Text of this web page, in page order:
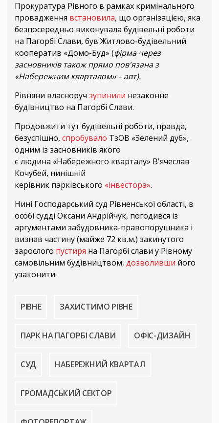
Прокуратура Рівного в рамках кримінального
провадження встановила, що організацією, яка
безпосередньо виконувала будівельні роботи
на Пагорбі Слави, був Житлово-будівельний
кооператив «Домо-Буд» (фірма через
засновників також прямо пов'язана з
«Набережним кварталом» – авт).
Рівняни власноруч зупинили незаконне
будівництво на Пагорбі Слави.
Продовжити тут будівельні роботи, правда,
безуспішно, спробувало ТзОВ «Зелений дуб»,
одним із засновників якого
є людина «Набережного кварталу» В'ячеслав
Кочубей, нинішній
керівник парківського «інвестора».
Нині Господарський суд Рівненської області, в
особі судді Оксани Андрійчук, погодився із
аргументами забудовника-правопорушника і
визнав частину (майже 72 кв.м.) закинутого
зарослого пустиря на Пагорбі слави у Рівному
самовільним будівництвом, дозволивши його
узаконити.
РІВНЕ ЗАХИСТИМО РІВНЕ
ПАРК НА ПАГОРБІ СЛАВИ ОФІС-ДИЗАЙН
СУД НАБЕРЕЖНИЙ КВАРТАЛ
ГРОМАДСЬКИЙ СЕКТОР